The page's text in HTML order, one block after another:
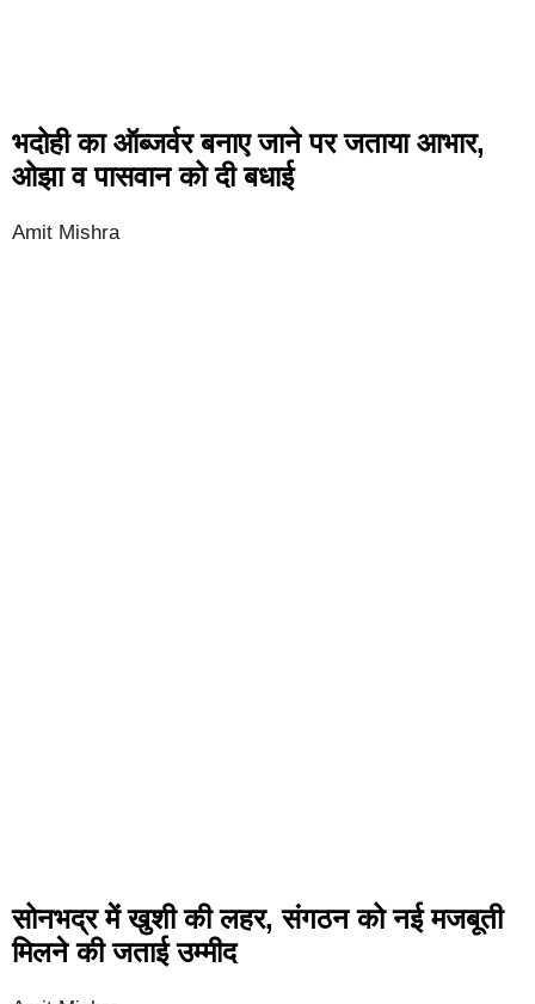
भदोही का ऑब्जर्वर बनाए जाने पर जताया आभार,
ओझा व पासवान को दी बधाई
Amit Mishra
सोनभद्र में खुशी की लहर, संगठन को नई मजबूती
मिलने की जताई उम्मीद